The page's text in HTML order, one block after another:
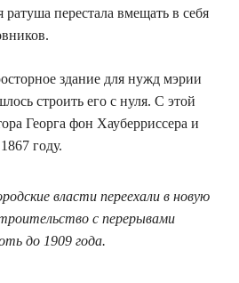
ратуша перестала вмещать в себя
здание для нужд мэрии
строить его с нуля. С этой
Георга фон Хауберриссера и
году.
власти переехали в новую
с перерывами
до 1909 года.